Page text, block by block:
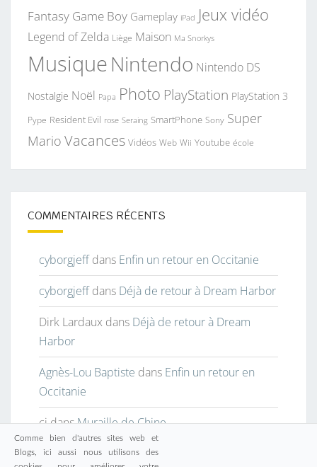
Fantasy Game Boy Gameplay iPad Jeux vidéo
Legend of Zelda Liège Maison Ma Snorkys
MusiqueNintendo Nintendo DS
Nostalgie Noël Papa Photo PlayStation PlayStation 3
Pype Resident Evil rose Seraing SmartPhone Sony Super
Mario Vacances Vidéos Web Wii Youtube école
COMMENTAIRES RÉCENTS
cyborgjeffdans Enfin un retour en Occitanie
cyborgjeffdans Déjà de retour à Dream Harbor
Dirk Lardaux dans Déjà de retour à Dream
Harbor
Agnès-Lou Baptiste dans Enfin un retour en
Occitanie
cjdansMuraille de Chine
Comme bien d'autres sites web et
Blogs, ici aussi nous utilisons des